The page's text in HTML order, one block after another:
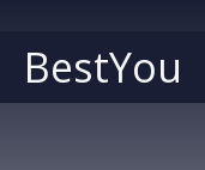
đến
nộiBestYou